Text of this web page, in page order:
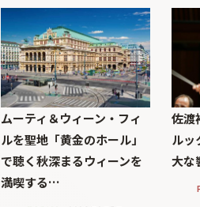
ムーティ＆ウィーン・フィ
ルを聖地「黄金のホール」
で聴く秋深まるウィーンを
満喫する…
佐渡
ルッ
大な